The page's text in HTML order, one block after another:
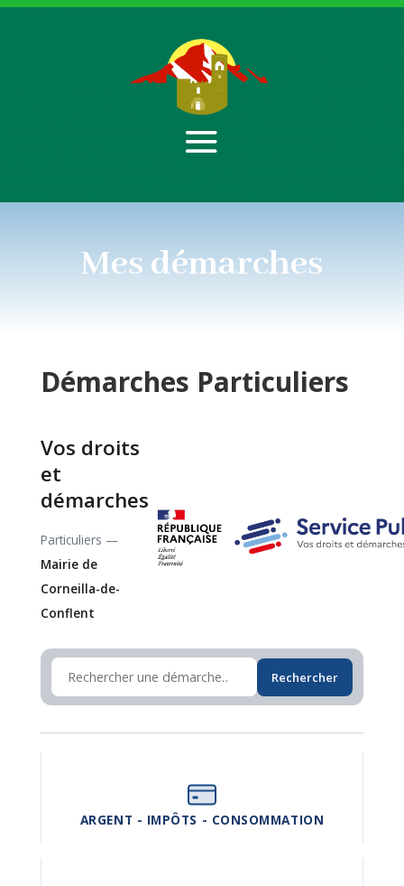
Mes démarches
Démarches Particuliers
Vos droits
et
démarches
Particuliers —
Mairie de
Corneilla-de-
Conflent
Rechercher
ARGENT - IMPÔTS - CONSOMMATION